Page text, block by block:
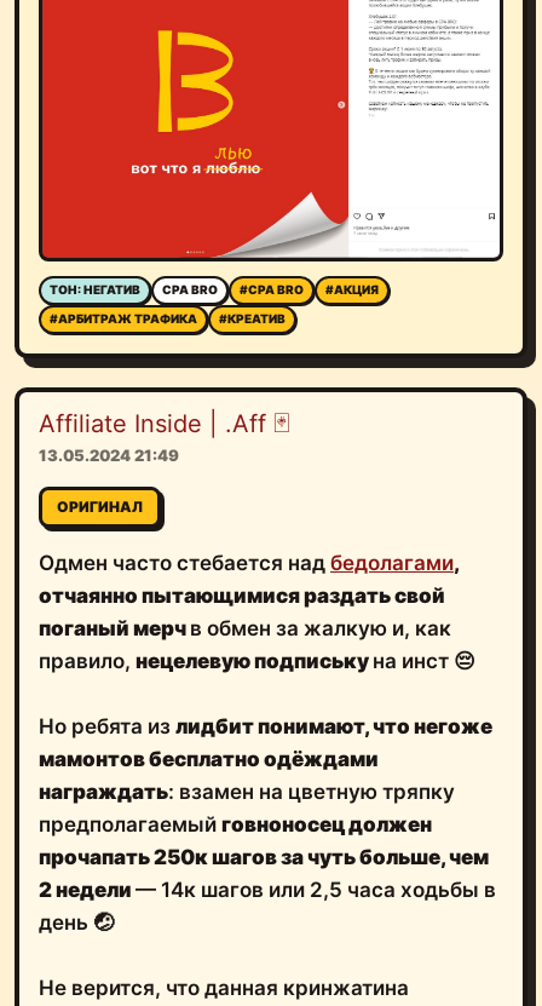
ТОН: НЕГАТИВ CPA BRO #CPA BRO
#АКЦИЯ
#АРБИТРАЖ ТРАФИКА
#КРЕАТИВ
Affiliate Inside | .Aff 🃏
13.05.2024 21:49
ОРИГИНАЛ
Одмен часто стебается над бедолагами,
отчаянно пытающимися раздать свой
поганый мерч в обмен за жалкую и, как
правило, нецелевую подпиську на инст 😔
Но ребята из лидбит понимают, что негоже
мамонтов бесплатно одёждами
награждать: взамен на цветную тряпку
предполагаемый говноносец должен
прочапать 250к шагов за чуть больше, чем
2 недели — 14к шагов или 2,5 часа ходьбы в
день 🤕
Не верится, что данная кринжатина